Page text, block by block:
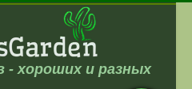
- хороших и разных